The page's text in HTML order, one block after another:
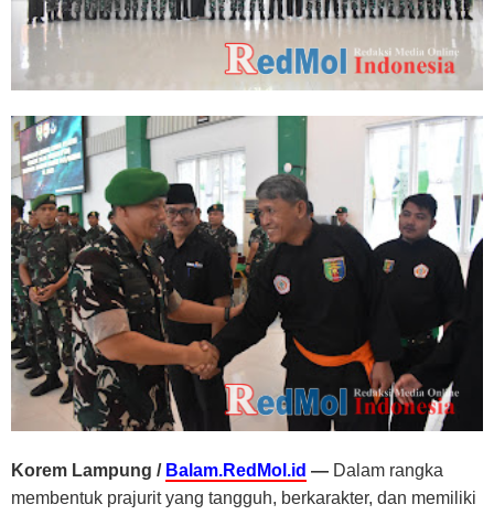
Korem Lampung / Balam.RedMol.id — Dalam rangka
membentuk prajurit yang tangguh, berkarakter, dan memiliki